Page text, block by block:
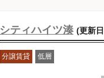
シティハイツ湊 (更新
分譲賃貸 低層